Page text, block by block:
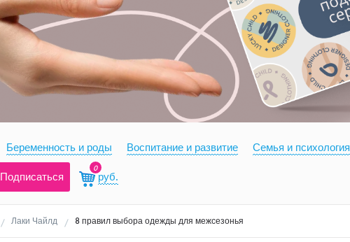
Беременность и роды Воспитание и развитие Семья и психология
Подписаться
0
руб.
Лаки Чайлд 8 правил выбора одежды для межсезонья